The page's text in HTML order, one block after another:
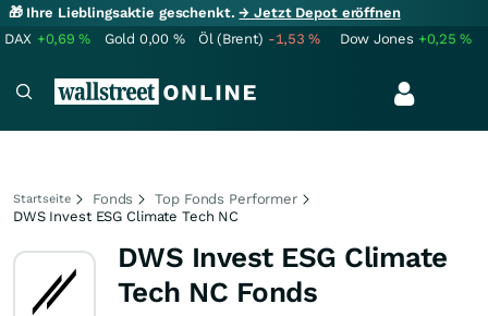
🎁 Ihre Lieblingsaktie geschenkt.→ Jetzt Depot eröffnen
DAX +0,69% Gold 0,00 % Öl (Brent) -1,53% Dow Jones +0,25%
Startseite Fonds
Top Fonds Performer
DWS Invest ESG Climate Tech NC
DWS Invest ESG Climate
Tech NC Fonds